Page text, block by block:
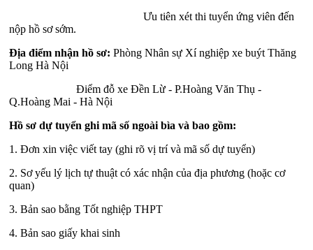
Ưu tiên xét thi tuyển ứng viên đến
nộp hồ sơ sớm.
Địa điểm nhận hồ sơ: Phòng Nhân sự Xí nghiệp xe buýt Thăng
Long Hà Nội
Điểm đỗ xe Đền Lừ - P.Hoàng Văn Thụ -
Q.Hoàng Mai - Hà Nội
Hồ sơ dự tuyển ghi mã số ngoài bìa và bao gồm:
1. Đơn xin việc viết tay (ghi rõ vị trí và mã số dự tuyển)
2. Sơ yếu lý lịch tự thuật có xác nhận của địa phương (hoặc cơ
quan)
3. Bản sao bằng Tốt nghiệp THPT
4. Bản sao giấy khai sinh